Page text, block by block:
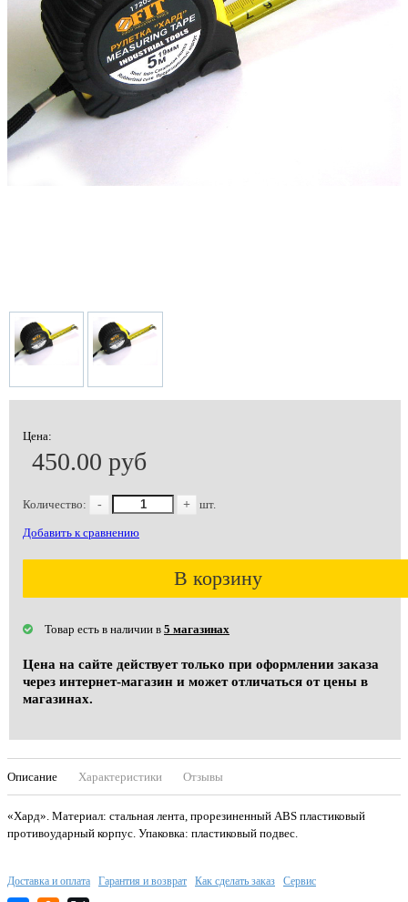
Цена:
450.00 руб
Количество: - + шт.
Добавить к сравнению
В корзину
Товар есть в наличии в 5 магазинах
Цена на сайте действует только при оформлении заказа
через интернет-магазин и может отличаться от цены в
магазинах.
Описание Характеристики Отзывы
«Хард». Материал: стальная лента, прорезиненный ABS пластиковый
противоударный корпус. Упаковка: пластиковый подвес.
Доставка и оплата Гарантия и возврат Как сделать заказ Сервис